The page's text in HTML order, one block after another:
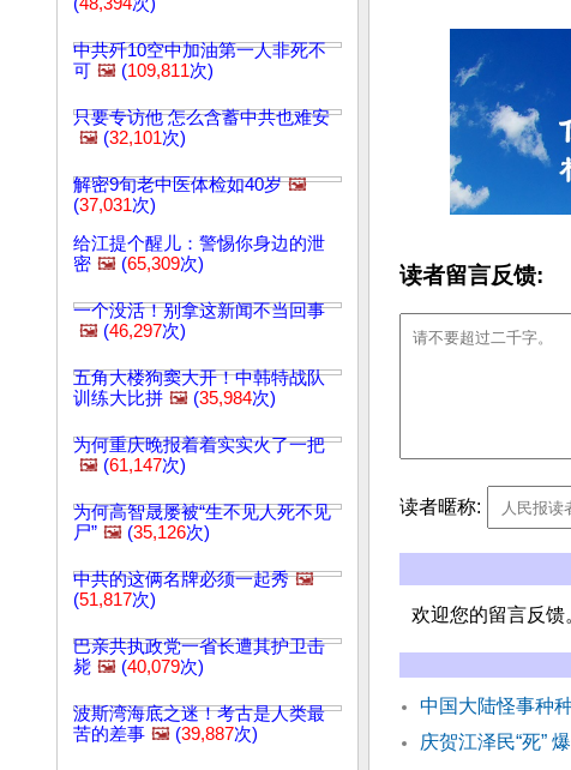
中共歼10空中加油第一人非死不
可 🖼️ (109,811次)
只要专访他 怎么含蓄中共也难安
🖼️ (32,101次)
解密9旬老中医体检如40岁 🖼️
(37,031次)
给江提个醒儿：警惕你身边的泄
密 🖼️ (65,309次)
一个没活！别拿这新闻不当回事
🖼️ (46,297次)
五角大楼狗窦大开！中韩特战队
训练大比拼 🖼️ (35,984次)
为何重庆晚报着着实实火了一把
🖼️ (61,147次)
为何高智晟屡被“生不见人死不见
尸” 🖼️ (35,126次)
中共的这俩名牌必须一起秀 🖼️
(51,817次)
巴亲共执政党一省长遭其护卫击
毙 🖼️ (40,079次)
波斯湾海底之迷！考古是人类最
苦的差事 🖼️ (39,887次)
读者留言反馈:
读者暱称:
欢迎您的留言反馈
中国大陆怪事种种
庆贺江泽民“死”